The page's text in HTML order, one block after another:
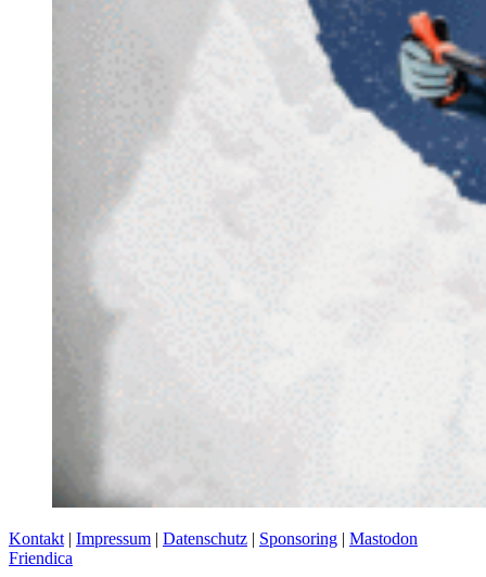
Kontakt | Impressum | Datenschutz | Sponsoring | Mastodon
Friendica